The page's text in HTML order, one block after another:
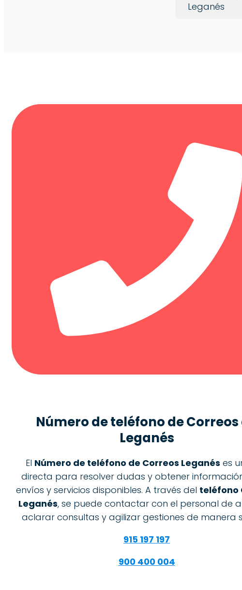
Leganés
Número de teléfono deCorreos
Leganés
El Número de teléfono de Correos Leganés es
directa para resolver dudas y obtener
envíos y servicios disponibles. A través del teléfono
Leganés, se puede contactar con el personal de
aclarar consultas y agilizar gestiones de manera
915 197 197
900 400 004